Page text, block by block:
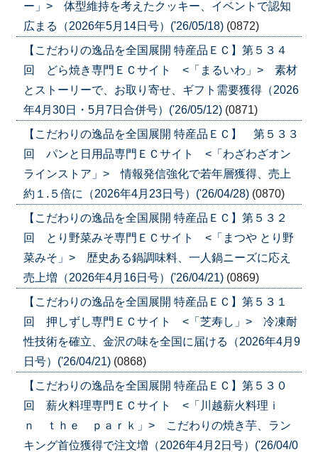
ー」> 体型維持を考えたクッキー、イベントで認知
広まる（2026年5月14日号）('26/05/18) (0872)
【こだわりの逸品を全国展開 特産品ＥＣ】第５３４
回 どら焼き専門ＥＣサイト <「まるいわ」> 素材
とストーリーで、お取り寄せ、ギフト需要獲得（2026
年4月30日・5月7日合併号）('26/05/12) (0871)
【こだわりの逸品を全国展開 特産品ＥＣ】 第５３３
回 パンと日用品専門ＥＣサイト <「わざわざオン
ラインストア」> 情報発信強化で若年層獲得、売上
約１.５倍に（2026年4月23日号）('26/04/28) (0870)
【こだわりの逸品を全国展開 特産品ＥＣ】第５３２
回 とり野菜みそ専門ＥＣサイト <「まつや とり野
菜みそ」> 歴史ある鍋調味料、一人鍋ニーズに応え
売上増（2026年4月16日号）('26/04/21) (0869)
【こだわりの逸品を全国展開 特産品ＥＣ】第５３１
回 押しずし専門ＥＣサイト <「芝寿し」> 冷凍耐
性技術を確立、金沢の味を全国に届ける（2026年4月9
日号）('26/04/21) (0868)
【こだわりの逸品を全国展開 特産品ＥＣ】第５３０
回 薪火料理専門ＥＣサイト <「川越薪火料理ｉ
ｎ ｔｈｅ ｐａｒｋ」> こだわりの焼き芋、ラン
キング首位獲得で注文増（2026年4月2日号）('26/04/0